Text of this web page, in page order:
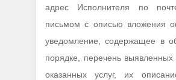
адрес Исполнителя по
письмом с описью вложения
уведомление, содержащее в
порядке, перечень выявленных
оказанных услуг, их